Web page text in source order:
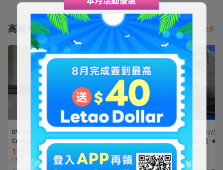
大、小兩種刷頭，小刷頭對牆縫、馬桶內側等難以清潔
之處，攻效非常好，大刷頭自然便於大面積刷洗。快來
看看精彩內容吧。
高爾夫球杆 看更多
DW用+5W用セット
Crime Of Angel B.Angel
FLEX-Ⅴ(SR相当) クライ
ムオブエンジェル バー
ニングエンジェル
1円
HK 0.1
【中古】★左・レフティ
★ 1円 スタート! テーラ
ーメイド 2025 Qi35 ド
ライバー（10.5°）
【SR】2025 Diamana
5,775円
HK 303.2
【中古・訳あり/試
用、刻印あり】★
フティ★ テーラー
ド 2025 Qi35 ドラ
ー（10.5°）【S】
6,325円
HK 332.1